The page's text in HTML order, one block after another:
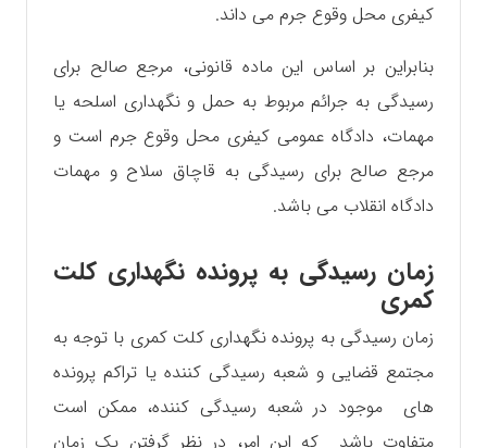
کیفری محل وقوع جرم می داند.
بنابراین بر اساس این ماده قانونی، مرجع صالح برای
رسیدگی به جرائم مربوط به حمل و نگهداری اسلحه یا
مهمات، دادگاه عمومی کیفری محل وقوع جرم است و
مرجع صالح برای رسیدگی به قاچاق سلاح و مهمات
دادگاه انقلاب می باشد.
زمان رسیدگی به پرونده نگهداری کلت
کمری
زمان رسیدگی به پرونده نگهداری کلت کمری با توجه به
مجتمع قضایی و شعبه رسیدگی کننده یا تراکم پرونده
های موجود در شعبه رسیدگی کننده، ممکن است
متفاوت باشد که این امر، در نظر گرفتن یک زمان